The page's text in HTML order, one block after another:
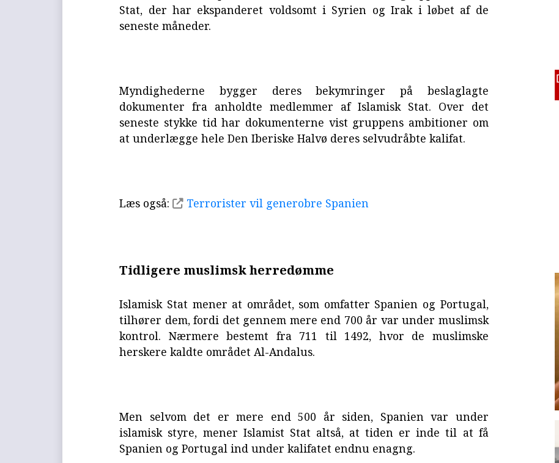
Stat, der har ekspanderet voldsomt i Syrien og Irak i løbet af de
seneste måneder.
Myndighederne bygger deres bekymringer på beslaglagte
dokumenter fra anholdte medlemmer af Islamisk Stat. Over det
seneste stykke tid har dokumenterne vist gruppens ambitioner om
at underlægge hele Den Iberiske Halvø deres selvudråbte kalifat.
Læs også: Terrorister vil generobre Spanien
Tidligere muslimsk herredømme
Islamisk Stat mener at området, som omfatter Spanien og Portugal,
tilhører dem, fordi det gennem mere end 700 år var under muslimsk
kontrol. Nærmere bestemt fra 711 til 1492, hvor de muslimske
herskere kaldte området Al-Andalus.
Men selvom det er mere end 500 år siden, Spanien var under
islamisk styre, mener Islamist Stat altså, at tiden er inde til at få
Spanien og Portugal ind under kalifatet endnu enagng.